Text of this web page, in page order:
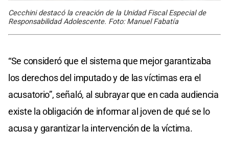
Cecchini destacó la creación de la Unidad Fiscal Especial de
Responsabilidad Adolescente. Foto: Manuel Fabatía
“Se consideró que el sistema que mejor garantizaba
los derechos del imputado y de las víctimas era el
acusatorio”, señaló, al subrayar que en cada audiencia
existe la obligación de informar al joven de qué se lo
acusa y garantizar la intervención de la víctima.